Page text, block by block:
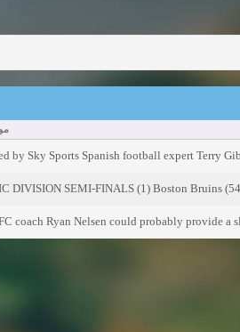
by Sky Sports Spanish football expert Terry
coach Ryan Nelsen could probably provide a